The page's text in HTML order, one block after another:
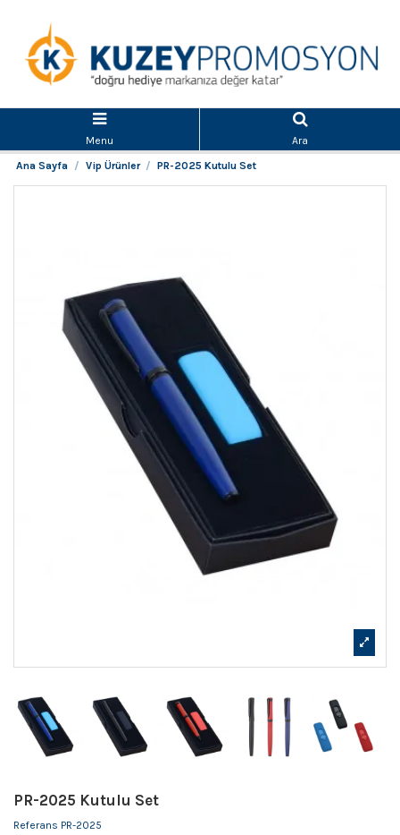
Menu
Ara
Ana Sayfa
Vip Ürünler PR-2025 Kutulu Set
PR-2025 Kutulu Set
Referans PR-2025